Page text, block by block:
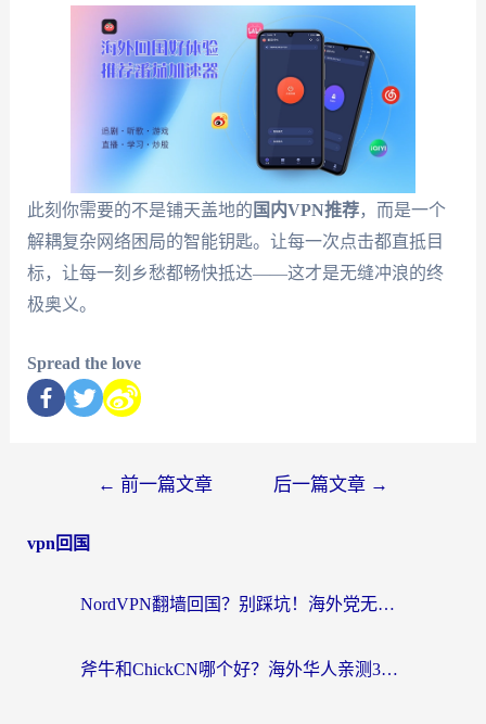
此刻你需要的不是铺天盖地的 国内VPN推荐，而是一个
解耦复杂网络困局的智能钥匙。让每一次点击都直抵目
标，让每一刻乡愁都畅快抵达——这才是无缝冲浪的终
极奥义。
Spread the love
← 前一篇文章 后一篇文章 →
vpn回国
NordVPN翻墙回国？别踩坑！海外党无缝访问国内资源的真实指南
斧牛和ChickCN哪个好？海外华人亲测3款回国加速器+免费试用攻略